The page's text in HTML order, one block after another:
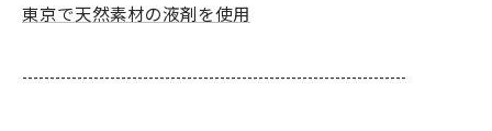
東京で天然素材の液剤を使用
----------------------------------------------------------------------